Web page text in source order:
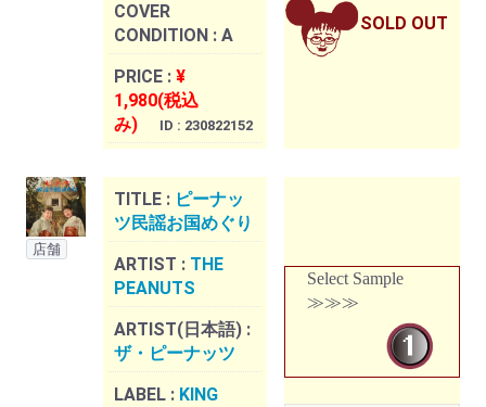
COVER
CONDITION : A
PRICE : ¥
1,980(税込
み)
ID : 230822152
SOLD OUT
店舗
TITLE : ピーナッ
ツ民謡お国めぐり
ARTIST : THE
PEANUTS
ARTIST(日本語) :
ザ・ピーナッツ
LABEL : KING
Select Sample
≫≫≫